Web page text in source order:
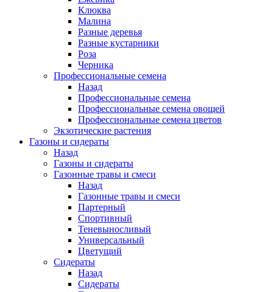
Клюква
Малина
Разные деревья
Разные кустарники
Роза
Черника
Профессиональные семена
Назад
Профессиональные семена
Профессиональные семена овощей
Профессиональные семена цветов
Экзотические растения
Газоны и сидераты
Назад
Газоны и сидераты
Газонные травы и смеси
Назад
Газонные травы и смеси
Партерный
Спортивный
Теневыносливый
Универсальный
Цветущий
Сидераты
Назад
Сидераты